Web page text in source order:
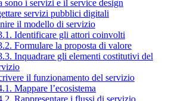
sono i servizi e il service design
servizi pubblici digitali
il modello di servizio
Identificare gli attori coinvolti
Formulare la proposta di valore
Inquadrare gli elementi costitutivi del
il funzionamento del servizio
Mappare l’ecosistema
Rappresentare i flussi di servizio